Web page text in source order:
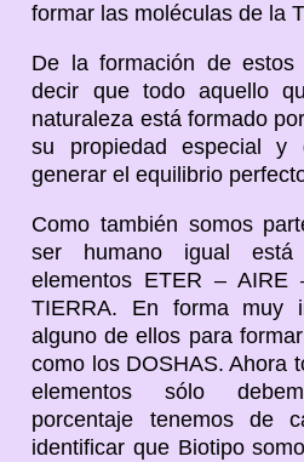
formar las moléculas de la
De la formación de estos
decir que todo aquello
naturaleza está formado
su propiedad especial y
generar el equilibrio
Como también somos
ser humano igual
elementos ETER –
TIERRA. En forma muy
alguno de ellos para
como los DOSHAS. Ahora
elementos sólo
porcentaje tenemos de
identificar que Biotipo